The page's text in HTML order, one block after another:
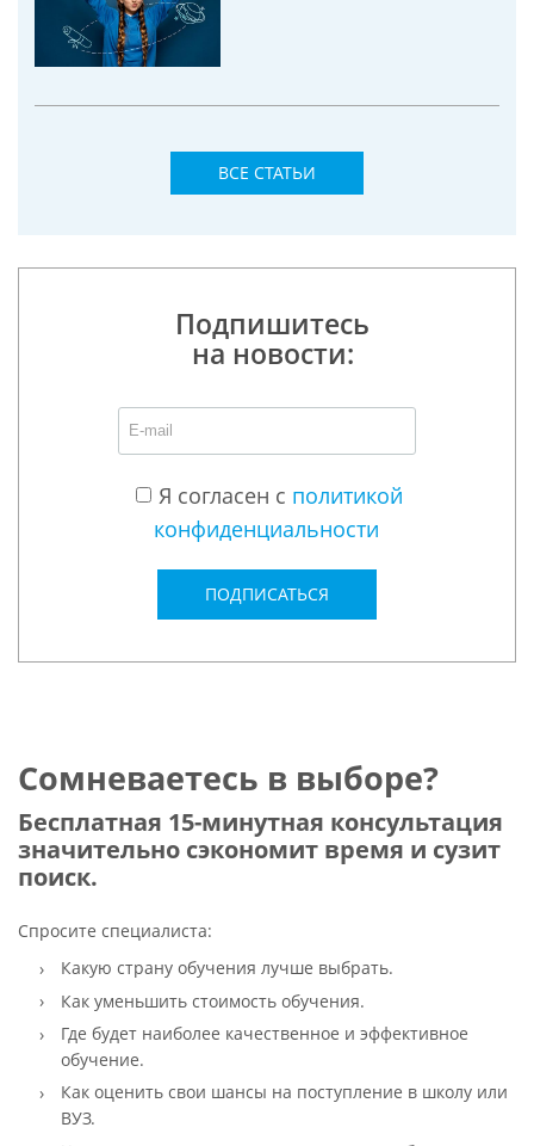
ВСЕ СТАТЬИ
Подпишитесь
на новости:
Я согласен с политикой
конфиденциальности
ПОДПИСАТЬСЯ
Сомневаетесь в выборе?
Бесплатная 15-минутная консультация
значительно сэкономит время и сузит
поиск.
Спросите специалиста:
Какую страну обучения лучше выбрать.
Как уменьшить стоимость обучения.
Где будет наиболее качественное и эффективное
обучение.
Как оценить свои шансы на поступление в школу или
ВУЗ.